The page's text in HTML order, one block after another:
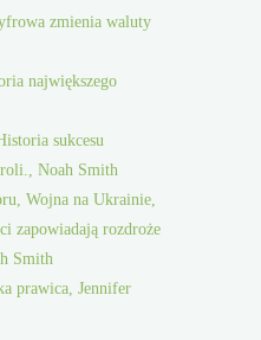
zmienia waluty
największego
sukcesu
Noah Smith
Wojna na Ukrainie,
zapowiadają rozdroże
Smith
prawica, Jennifer